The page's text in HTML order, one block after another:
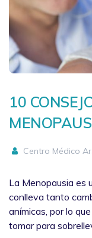
10
Centro Médico
La Menopausia es
conlleva tanto
anímicas, por lo
tomar para